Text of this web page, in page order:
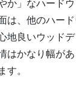
か」なハードウ
は、他のハー
地良いウッド
はかなり幅が
す。